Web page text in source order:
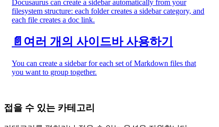
Docusaurus can create a sidebar automatically from your
filesystem structure: each folder creates a sidebar category, and
each file creates a doc link.
📄️ 여러 개의 사이드바 사용하기
You can create a sidebar for each set of Markdown files that
you want to group together.
접을 수 있는 카테고리